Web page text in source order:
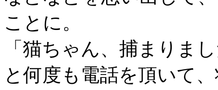
ことに。
「猫ちゃん、捕まりま
と何度も電話を頂いて